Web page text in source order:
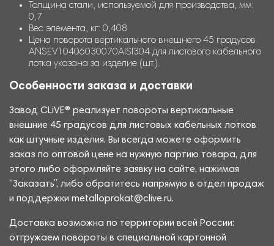
Толщина стали, используемой для производства, мм:
0,7
Вес элемента, кг: 0,408
Цена поворота вертикального внешнего 45 градусов
ANSEV10406030070AISI304 для листового кабельного
лотка указана за изделие (шт.).
Особенности заказа и доставки
Завод CLiVE® реализует повороты вертикальные
внешние 45 градусов для листовых кабельных лотков
как штучные изделия. Вы всегда можете оформить
заказ по оптовой цене на нужную партию товара, для
этого либо оформляйте заявку на сайте, нажимая
“Заказать”, либо обратитесь напрямую в отдел продаж
и поддержки metalloprokat@clive.ru.
Доставка возможна по территории всей России:
отгружаем повороты в специальной картонной